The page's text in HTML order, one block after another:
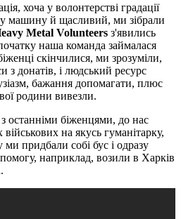
хоча у волонтерстві градації
машину й щасливий, ми зібрали
Metal Volunteers з'явились
наша команда займалася
скінчилися, ми зрозуміли,
з донатів, і людський ресурс
бажання допомагати, плюс
родини вивезли.
останніми біженцями, до нас
на якусь гуманітарку,
придбали собі бус і одразу
наприклад, возили в Харків